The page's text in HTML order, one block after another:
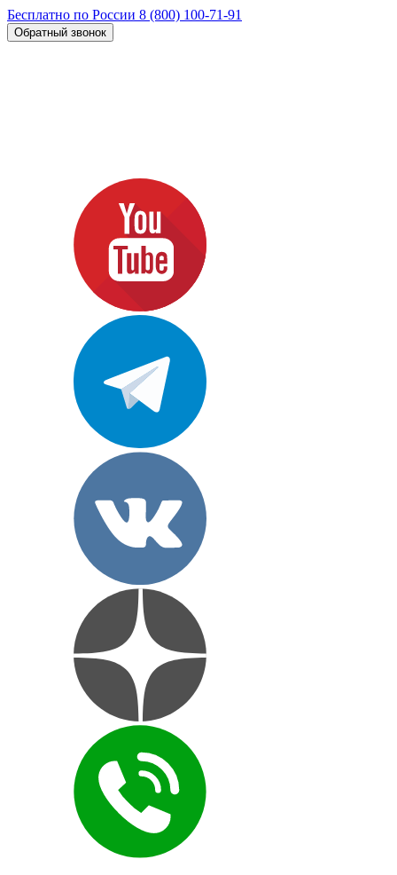
Бесплатно по России 8 (800) 100-71-91
Обратный звонок